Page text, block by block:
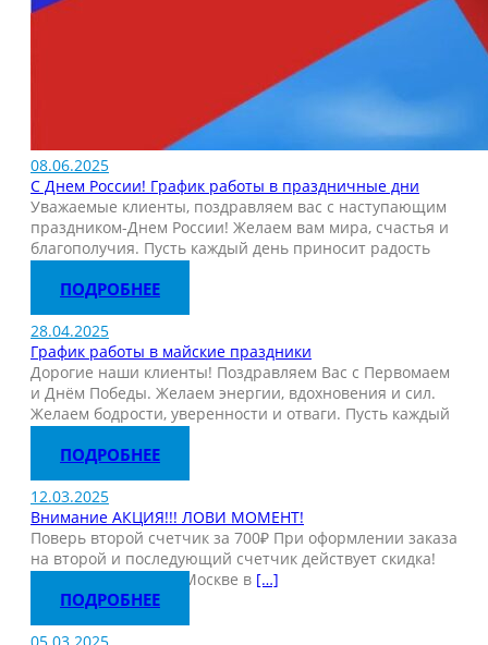
08.06.2025
C Днем России! График работы в праздничные дни
Уважаемые клиенты, поздравляем вас с наступающим
праздником-Днем России! Желаем вам мира, счастья и
благополучия. Пусть каждый день приносит радость
ПОДРОБНЕЕ
28.04.2025
График работы в майские праздники
Дорогие наши клиенты! Поздравляем Вас с Первомаем
и Днём Победы. Желаем энергии, вдохновения и сил.
Желаем бодрости, уверенности и отваги. Пусть каждый
ПОДРОБНЕЕ
12.03.2025
Внимание АКЦИЯ!!! ЛОВИ МОМЕНТ!
Поверь второй счетчик за 700₽ При оформлении заказа
на второй и последующий счетчик действует скидка!
Акция действует по Москве в […]
ПОДРОБНЕЕ